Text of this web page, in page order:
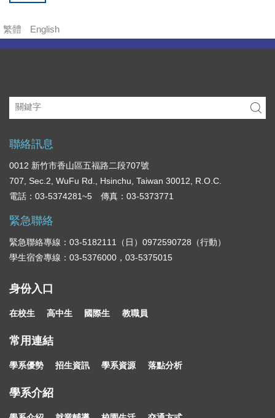
繁體 English
聯絡訊息
0012 新竹市香山區五福路二段707號
707, Sec.2, WuFu Rd., Hsinchu, Taiwan 30012, R.O.C.
電話：03-5374281~5 傳真：03-5373771
緊急聯絡
緊急聯絡專線：03-5182111（日）0972590728（行動）
學生宿舍專線：03-5376000，03-5375015
身份入口
在校生 高中生 國際生 教職員
常用連結
學系優勢 招生資訊 學系資源 落點分析
學系介紹